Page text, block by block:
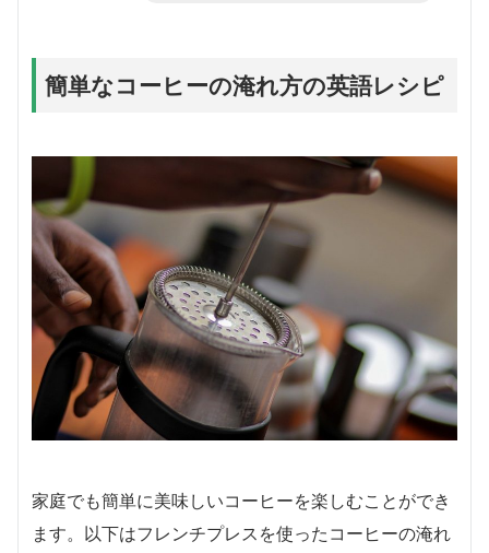
簡単なコーヒーの淹れ方の英語レシピ
家庭でも簡単に美味しいコーヒーを楽しむことができ
ます。以下はフレンチプレスを使ったコーヒーの淹れ